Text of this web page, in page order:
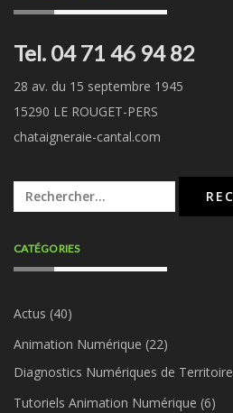
Tel. 04 71 46 94 82
28 av. du 15 septembre 1945
15290 LE ROUGET-PERS
chataigneraie-cantal.com
Rechercher :
CATÉGORIES
Actus (40)
Animation Numérique (22)
Diagnostics Numériques de Territoire
Tutoriels Animation Numérique (6)